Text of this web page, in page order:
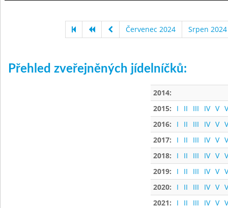
Červenec 2024 Srpen 2024
Přehled zveřejněných jídelníčků:
2014:
2015:
I II III IV V
2016:
I II III IV V
2017:
I II III IV V
2018:
I II III IV V
2019:
I II III IV V
2020:
I II III IV V
2021:
I II III IV V